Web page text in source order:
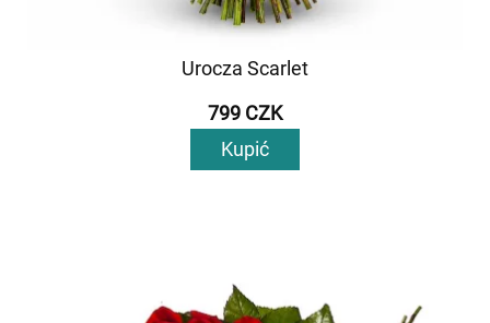
Urocza Scarlet
799 CZK
Kupić